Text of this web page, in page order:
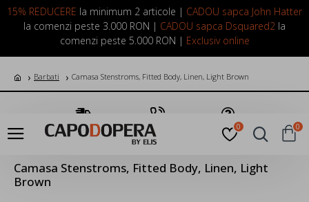
15% REDUCERE la minimum 2 articole | CADOU sapca John Hatter
la comenzi peste 3.000 RON | CADOU sapca Dsquared2 la
comenzi peste 5.000 RON | Exclusiv online
LOGIN INREGISTRARE
0 0
Barbati Camasa Stenstroms, Fitted Body, Linen, Light Brown
Transport Gratuit Suna Acum Pune o Intrebare
Camasa Stenstroms, Fitted Body, Linen, Light
Brown